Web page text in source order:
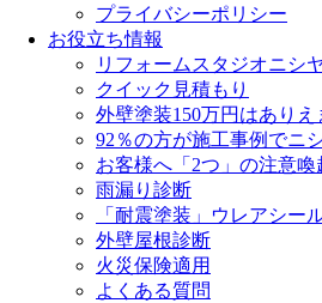
プライバシーポリシー
お役立ち情報
リフォームスタジオニシ
クイック見積もり
外壁塗装150万円はありえ
92％の方が施工事例でニ
お客様へ「2つ」の注意喚
雨漏り診断
「耐震塗装」ウレアシー
外壁屋根診断
火災保険適用
よくある質問